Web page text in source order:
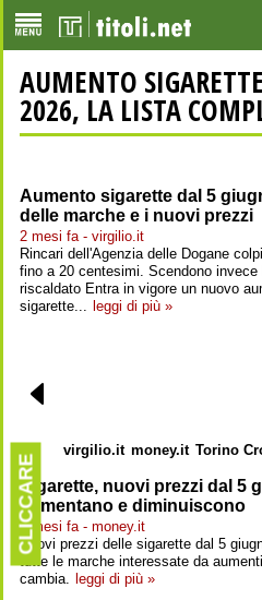
AUMENTO
2026, LA LISTA
Aumento sigarette dal 5
delle marche e i nuovi prezzi
2 mesi fa - virgilio.it
Rincari dell'Agenzia delle Dogane
fino a 20 centesimi. Scendono
riscaldato Entra in vigore un nuovo
sigarette... leggi di più »
virgilio.it money.it Torino
Sigarette, nuovi prezzi dal 5
aumentano e diminuiscono
2 mesi fa - money.it
Nuovi prezzi delle sigarette dal 5
tutte le marche interessate da
cambia. leggi di più »
CLICCARE